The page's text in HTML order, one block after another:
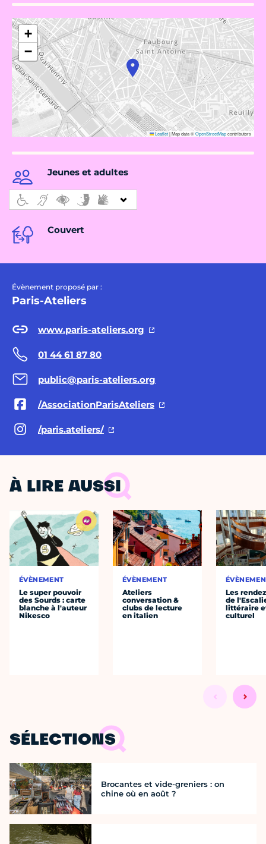
+
−
Leaflet|Map data ©OpenStreetMapcontributors
Jeunes et adultes
Couvert
Évènement proposé par :
Paris-Ateliers
www.paris-ateliers.org
01 44 61 87 80
public@paris-ateliers.org
/AssociationParisAteliers
/paris.ateliers/
À LIRE AUSSI
ÉVÈNEMENT
Le super pouvoir
des Sourds : carte
blanche à l'auteur
Nikesco
ÉVÈNEMENT
Ateliers
conversation &
clubs de lecture
en italien
Les
de
littéraire
culturel
SÉLECTIONS
Brocantes et vide-greniers : on
chine où en août ?